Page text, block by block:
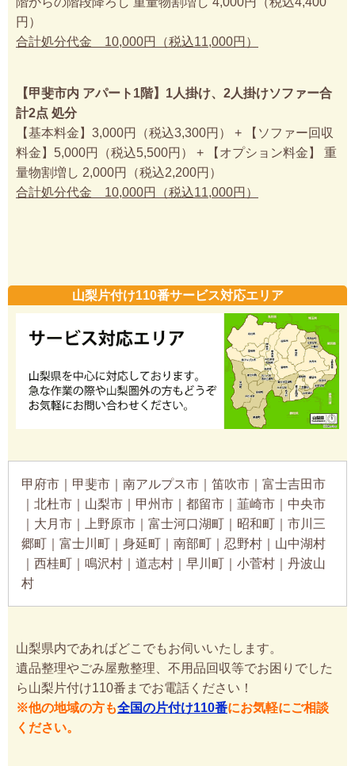
円）
合計処分代金 10,000円（税込11,000円）
【甲斐市内 アパート1階】1人掛け、2人掛けソファー合
計2点 処分
【基本料金】3,000円（税込3,300円） + 【ソファー回収
料金】5,000円（税込5,500円） + 【オプション料金】 重
量物割増し 2,000円（税込2,200円）
合計処分代金 10,000円（税込11,000円）
山梨片付け110番サービス対応エリア
甲府市｜甲斐市｜南アルプス市｜笛吹市｜富士吉田市
｜北杜市｜山梨市｜甲州市｜都留市｜韮崎市｜中央市
｜大月市｜上野原市｜富士河口湖町｜昭和町｜市川三
郷町｜富士川町｜身延町｜南部町｜忍野村｜山中湖村
｜西桂町｜鳴沢村｜道志村｜早川町｜小菅村｜丹波山
村
山梨県内であればどこでもお伺いいたします。
遺品整理やごみ屋敷整理、不用品回収等でお困りでした
ら山梨片付け110番までお電話ください！
※他の地域の方も全国の片付け110番にお気軽にご相談
ください。